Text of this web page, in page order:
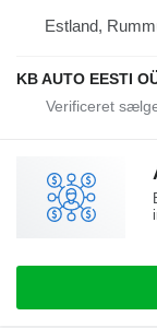
Estland,
KB AUTO EESTI